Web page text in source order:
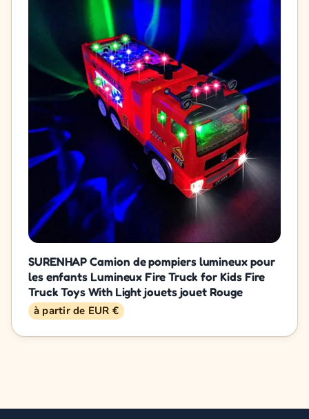
SURENHAP Camion de pompiers lumineux pour
les enfants Lumineux Fire Truck for Kids Fire
Truck Toys With Light jouets jouet Rouge
à partir de EUR €